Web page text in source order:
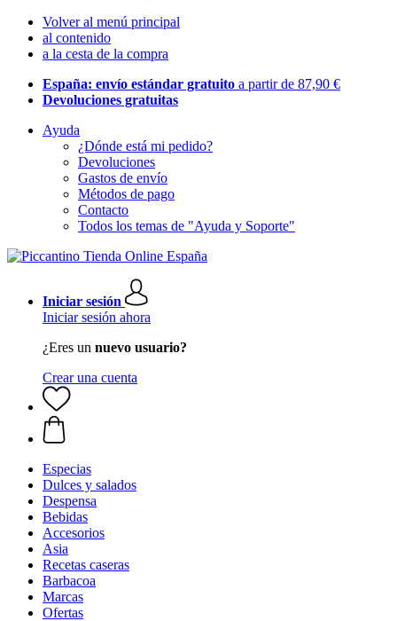
Volver al menú principal
al contenido
a la cesta de la compra
España: envío estándar gratuito a partir de 87,90 €
Devoluciones gratuitas
Ayuda
¿Dónde está mi pedido?
Devoluciones
Gastos de envío
Métodos de pago
Contacto
Todos los temas de "Ayuda y Soporte"
Iniciar sesión
Iniciar sesión ahora
¿Eres un nuevo usuario?
Crear una cuenta
Especias
Dulces y salados
Despensa
Bebidas
Accesorios
Asia
Recetas caseras
Barbacoa
Marcas
Ofertas